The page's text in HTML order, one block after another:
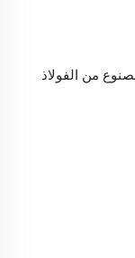
من الفولاذ